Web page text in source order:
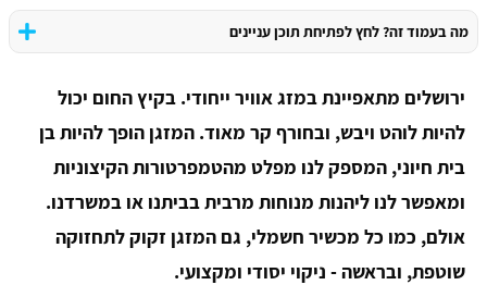
מה בעמוד זה? לחץ לפתיחת תוכן עניינים
ירושלים מתאפיינת במזג אוויר ייחודי. בקיץ החום יכול
להיות לוהט ויבש, ובחורף קר מאוד. המזגן הופך להיות בן
בית חיוני, המספק לנו מפלט מהטמפרטורות הקיצוניות
ומאפשר לנו ליהנות מנוחות מרבית בביתנו או במשרדנו.
אולם, כמו כל מכשיר חשמלי, גם המזגן זקוק לתחזוקה
שוטפת, ובראשה - ניקוי יסודי ומקצועי.